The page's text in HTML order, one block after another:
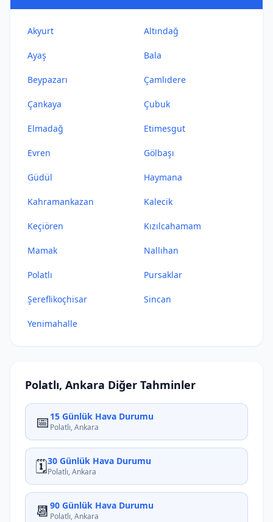
Akyurt Altındağ
Ayaş Bala
Beypazarı Çamlıdere
Çankaya Çubuk
Elmadağ Etimesgut
Evren Gölbaşı
Güdül Haymana
Kahramankazan Kalecik
Keçiören Kızılcahamam
Mamak Nallıhan
Polatlı Pursaklar
Şereflikoçhisar Sincan
Yenimahalle
Polatlı, Ankara Diğer Tahminler
📅 15 Günlük Hava Durumu
Polatlı, Ankara
🗓️30 Günlük Hava Durumu
Polatlı, Ankara
📆 90 Günlük Hava Durumu
Polatlı, Ankara